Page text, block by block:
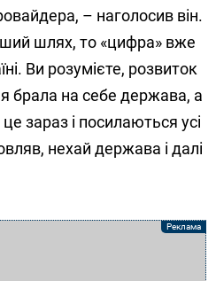
– наголосив він.
шлях, то «цифра» вже
Ви розумієте, розвиток
брала на себе держава, а
зараз і посилаються усі
нехай держава і далі